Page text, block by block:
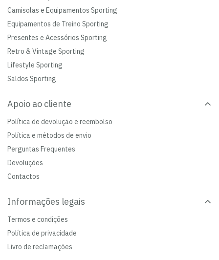
Camisolas e Equipamentos Sporting
Equipamentos de Treino Sporting
Presentes e Acessórios Sporting
Retro & Vintage Sporting
Lifestyle Sporting
Saldos Sporting
Apoio ao cliente
Política de devolução e reembolso
Política e métodos de envio
Perguntas Frequentes
Devoluções
Contactos
Informações legais
Termos e condições
Política de privacidade
Livro de reclamações